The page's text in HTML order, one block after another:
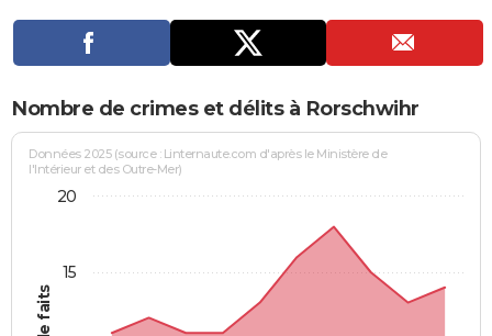
Se connecter
Entreprises
Service militaire
Avis de recherche
AVIS DE DÉCÈS
Bricolage
Lifestyle
Culture
Sport
Auto
Television
Voyage
Cinema
Nombre de crimes et délits à Rorschwihr
Données 2025 (source : Linternaute.com d'après le Ministère de
l'Intérieur et des Outre-Mer)
15
20